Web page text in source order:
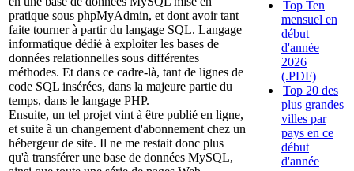
pratique sous phpMyAdmin, et dont avoir tant
faite tourner à partir du langage SQL. Langage
informatique dédié à exploiter les bases de
données relationnelles sous différentes
méthodes. Et dans ce cadre-là, tant de lignes de
code SQL insérées, dans la majeure partie du
temps, dans le langage PHP.
Ensuite, un tel projet vint à être publié en ligne,
et suite à un changement d'abonnement chez un
hébergeur de site. Il ne me restait donc plus
qu'à transférer une base de données MySQL,
Top Ten
mensuel en
début
d'année
2026
(.PDF)
Top 20 des
plus grandes
villes par
pays en ce
début
d'année